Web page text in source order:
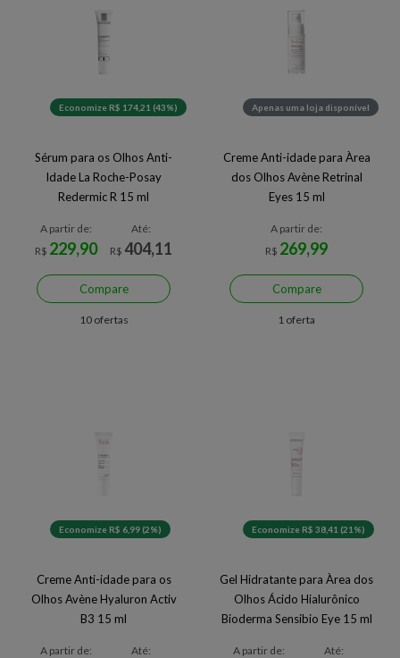
Economize R$ 174,21 (43%)
Sérum para os Olhos Anti-
Idade La Roche-Posay
Redermic R 15 ml
A partir de:
R$ 229,90
Até:
R$ 404,11
Compare
10 ofertas
Apenas uma loja disponível
Creme Anti-idade para Àrea
dos Olhos Avène Retrinal
Eyes 15 ml
A partir de:
R$ 269,99
Compare
1 oferta
Economize R$ 6,99 (2%)
Creme Anti-idade para os
Olhos Avène Hyaluron Activ
B3 15 ml
A partir de:
Até:
Economize R$ 38,41 (21%)
Gel Hidratante para Àrea dos
Olhos Ácido Hialurônico
Bioderma Sensibio Eye 15 ml
A partir de:
Até: